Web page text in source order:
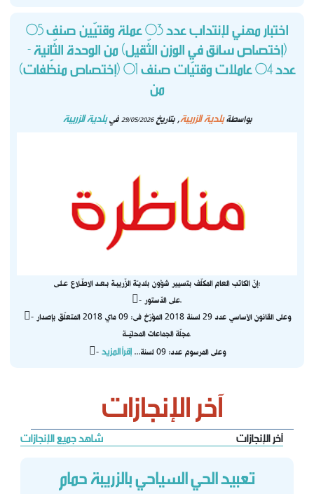
آخر الإنجازات
آخر الإنجازات شاهد جميع الإنجازات
تعبيد الحي السياحي بالزريبة حمام
اختبار مهني لإنتداب عدد 03 عملة وقتيّين صنف 05
(إختصاص سائق في الوزن الثّقيل) من الوحدة الثّانية -
عدد 04 عاملات وقتيّات صنف 01 (إختصاص منظّفات)
من
بواسطةبلدية الزريبة, بتاريخ29/05/2026فيبلدية الزريبة
إنّ الكاتب العام المكلّف بتسيير شؤون بلديـّة الزّريبـة بـعـد الاطّـلاع عـلـى:
- على الدّستور.
- وعلى القانون الأساسي عدد 29 لسنة 2018 المؤرّخ فى: 09 ماي 2018 المتعلّق بإصدار
مجلّة الجماعات المحليّــة.
- وعلى المرسوم عدد: 09 لسنة...
إقرأ المزيد